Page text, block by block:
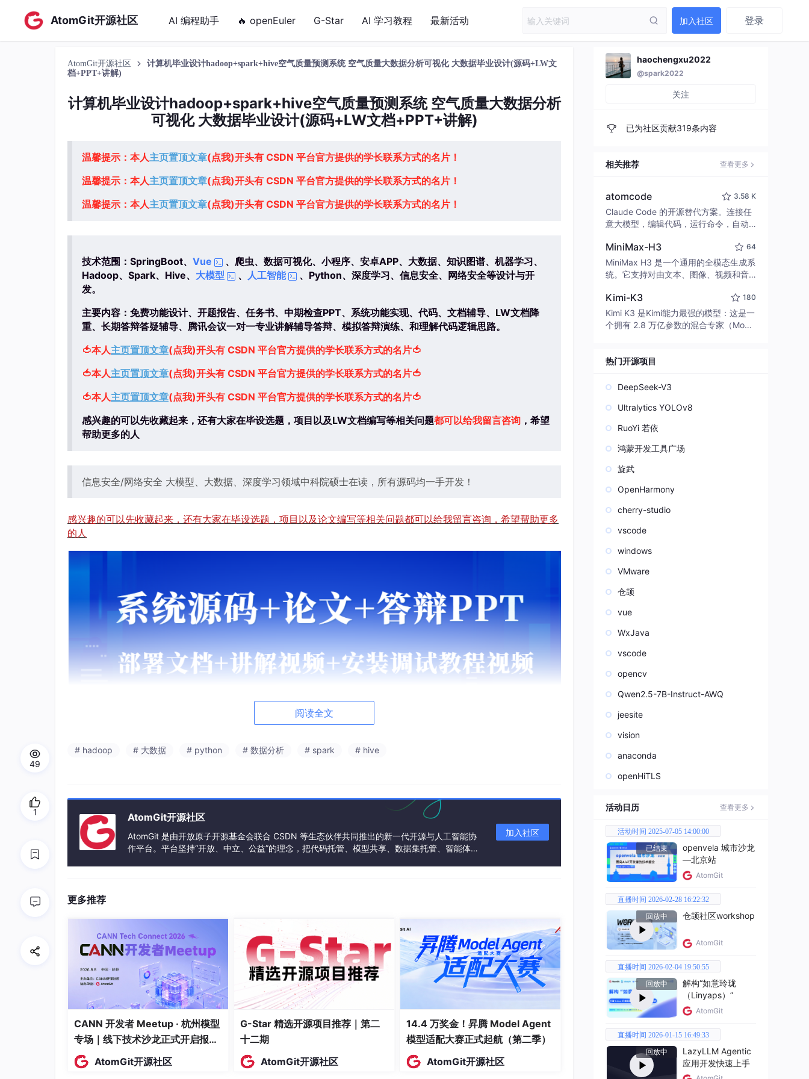
AtomGit开源社区 AI 编程助手 🔥 openEuler G-Star AI 学习教程 最新活动 加入社区 登录
AtomGit开源社区
计算机毕业设计hadoop+spark+hive空气质量预测系统 空气质量大数据分析可视化 大数据毕业设计(源码+LW文
档+PPT+讲解)
计算机毕业设计hadoop+spark+hive空气质量预测系统 空气质量大数据分析
可视化 大数据毕业设计(源码+LW文档+PPT+讲解)
温馨提示：本人主页置顶文章(点我)开头有 CSDN 平台官方提供的学长联系方式的名片！
温馨提示：本人主页置顶文章(点我)开头有 CSDN 平台官方提供的学长联系方式的名片！
温馨提示：本人主页置顶文章(点我)开头有 CSDN 平台官方提供的学长联系方式的名片！
技术范围：SpringBoot、 Vue
、爬虫、数据可视化、小程序、安卓APP、大数据、知识图谱、机器学习、
Hadoop、Spark、Hive、 大模型 、 人工智能
、Python、深度学习、信息安全、网络安全等设计与开
发。
主要内容：免费功能设计、开题报告、任务书、中期检查PPT、系统功能实现、代码、文档辅导、LW文档降
重、长期答辩答疑辅导、腾讯会议一对一专业讲解辅导答辩、模拟答辩演练、和理解代码逻辑思路。
🍅本人主页置顶文章(点我)开头有 CSDN 平台官方提供的学长联系方式的名片🍅
🍅本人主页置顶文章(点我)开头有 CSDN 平台官方提供的学长联系方式的名片🍅
🍅本人主页置顶文章(点我)开头有 CSDN 平台官方提供的学长联系方式的名片🍅
感兴趣的可以先收藏起来，还有大家在毕设选题，项目以及LW文档编写等相关问题都可以给我留言咨询 ，希望
帮助更多的人
信息安全/网络安全 大模型、大数据、深度学习领域中科院硕士在读，所有源码均一手开发！
感兴趣的可以先收藏起来，还有大家在毕设选题，项目以及论文编写等相关问题都可以给我留言咨询，希望帮助更多
的人
介绍资料
毕设任务书｜基于Hadoop+Spark+Hive的空气质量预测系统设计与实现
与开题报告、文献综述、毕业论文全套配套，原创低重、格式规范，支持CSDN一键复制发布、毕设归档查重。
：#大数据毕设 #任务书 #Hadoop #Spark #Hive #空气质量预测 #大数据系统设计 #机器学习
一、基本信息
课题名称
：基于Hadoop+Spark+Hive的空气质量预测系统设计与实现
课题类型 ：工程应用型
专 业：大数据技术、计算机科学与技术、软件工程（通用适配）
完成周期：16周
阅读全文
# hadoop # 大数据 # python # 数据分析 # spark # hive
AtomGit开源社区
AtomGit 是由开放原子开源基金会联合 CSDN 等生态伙伴共同推出的新一代开源与人工智能协
作平台。平台坚持“开放、中立、公益”的理念，把代码托管、模型共享、数据集托管、智能体开
加入社区
更多推荐
CANN 开发者 Meetup · 杭州模型
专场｜线下技术沙龙正式开启报
名！
AtomGit开源社区
G-Star 精选开源项目推荐｜第二
十二期
AtomGit开源社区
14.4 万奖金！昇腾 Model Agent
模型适配大赛正式起航（第二季）
AtomGit开源社区
49
1
haochengxu2022
@spark2022
关注
已为社区贡献319条内容
相关推荐 查看更多
atomcode 3.58 K
Claude Code 的开源替代方案。连接任
意大模型，编辑代码，运行命令，自动
致性能。 ｜ An open-source alternativ
e to Claude Code. Connect any LLM,
edit code, run commands, and verify
MiniMax-H3 64
MiniMax H3 是一个通用的全模态生成系
统。它支持对由文本、图像、视频和音
并能生成分辨率高达 2K、时长可达 15
秒的带原生立体声音频的视频。得益于
面向任务泛化的系统设计，H3 在预训练
模态指令。
Kimi-K3 180
Kimi K3 是Kimi能力最强的模型：这是一
个拥有 2.8 万亿参数的混合专家（Mo
热门开源项目
DeepSeek-V3
Ultralytics YOLOv8
RuoYi 若依
鸿蒙开发工具广场
旋武
OpenHarmony
cherry-studio
vscode
windows
VMware
仓颉
vue
WxJava
vscode
opencv
Qwen2.5-7B-Instruct-AWQ
jeesite
vision
anaconda
openHiTLS
活动日历 查看更多
活动时间 2025-07-05 14:00:00
已结束
openvela 城市沙龙
—北京站
AtomGit
直播时间 2026-02-28 16:22:32
回放中
仓颉社区workshop
AtomGit
直播时间 2026-02-04 19:50:55
回放中
解构“如意玲珑
（Linyaps）”
AtomGit
直播时间 2026-01-15 16:49:33
回放中
LazyLLM Agentic
应用开发快速上手